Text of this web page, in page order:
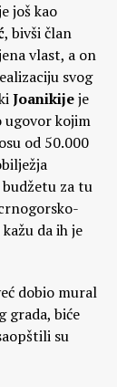
još kao
, bivši član
vlast, a on
svog
Joanikijeje
ugovor kojim
od 50.000
za tu
da ih je
dobio mural
grada, biće
su